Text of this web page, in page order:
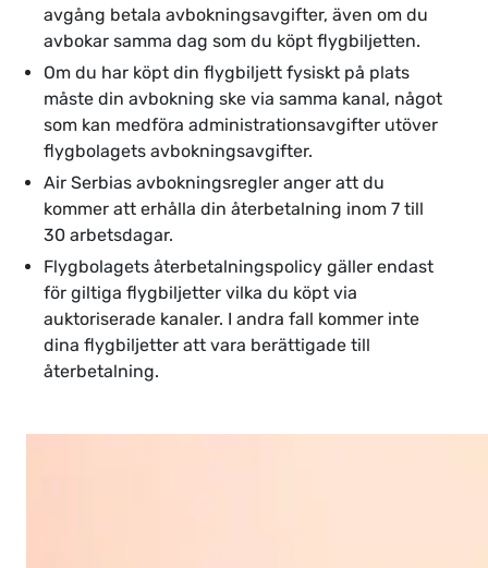
avgång betala avbokningsavgifter, även om du
avbokar samma dag som du köpt flygbiljetten.
Om du har köpt din flygbiljett fysiskt på plats
måste din avbokning ske via samma kanal, något
som kan medföra administrationsavgifter utöver
flygbolagets avbokningsavgifter.
Air Serbias avbokningsregler anger att du
kommer att erhålla din återbetalning inom 7 till
30 arbetsdagar.
Flygbolagets återbetalningspolicy gäller endast
för giltiga flygbiljetter vilka du köpt via
auktoriserade kanaler. I andra fall kommer inte
dina flygbiljetter att vara berättigade till
återbetalning.